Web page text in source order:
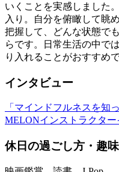
いくことを実感しました
入り。自分を俯瞰して眺
把握して、どんな状態で
らです。日常生活の中で
り入れることがおすすめで
インタビュー
「マインドフルネスを知
MELONインストラクタ
休日の過ごし方・趣味